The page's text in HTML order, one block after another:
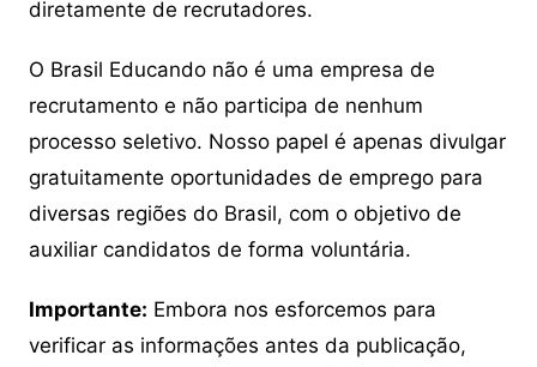
diretamente de recrutadores.
O Brasil Educando não é uma empresa de
recrutamento e não participa de nenhum
processo seletivo. Nosso papel é apenas divulgar
gratuitamente oportunidades de emprego para
diversas regiões do Brasil, com o objetivo de
auxiliar candidatos de forma voluntária.
Importante: Embora nos esforcemos para
verificar as informações antes da publicação,